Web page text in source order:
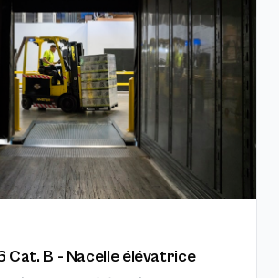
Cat. B - Nacelle élévatrice